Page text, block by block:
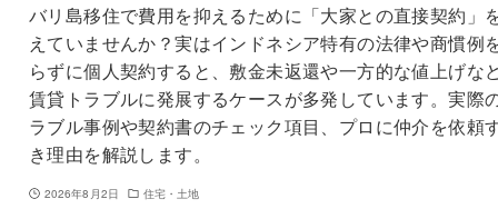
バリ島移住で費用を抑えるために「大家との直接契約」
えていませんか？実はインドネシア特有の法律や商慣例
らずに個人契約すると、敷金未返還や一方的な値上げな
賃貸トラブルに発展するケースが多発しています。実際
ラブル事例や契約書のチェック項目、プロに仲介を依頼
き理由を解説します。
2026年8月2日 住宅・土地